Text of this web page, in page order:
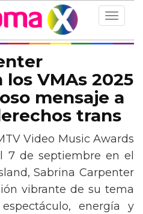
Toggle
VMAs 2025
mensaje a
trans
Video Music Awards
7 de septiembre en el
Sabrina Carpenter
vibrante de su tema
energía y